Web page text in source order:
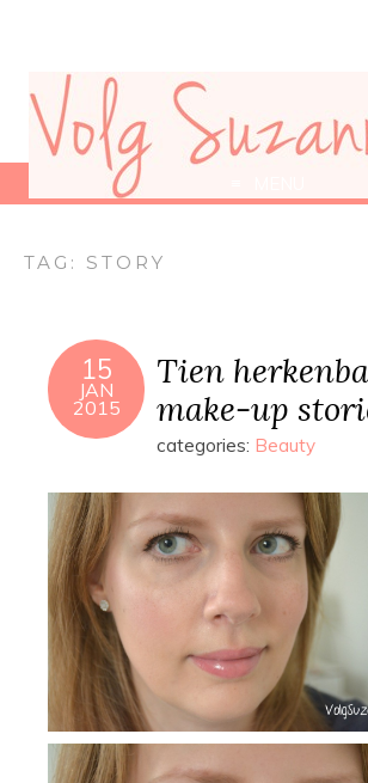
TAG: STORY
15
JAN
2015
Tien
make-up
categories: Beauty